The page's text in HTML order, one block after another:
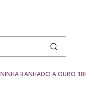
BANHADO A OURO 18K